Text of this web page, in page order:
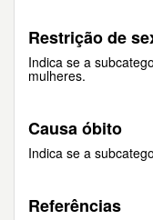
Restrição de
Indica se a
mulheres.
Causa óbito
Indica se a
Referências